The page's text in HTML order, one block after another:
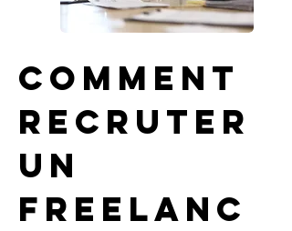
Comment
recruter
un
freelanc